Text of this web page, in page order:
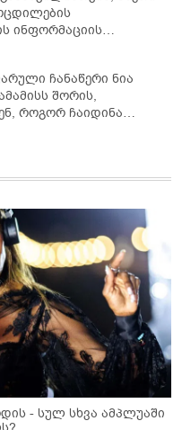
ინფორმაციის
მასწავლებელი
იყო” -
იმნაძეზე
ჩანაწერი ნია
შორის,
როგორ ჩაიდინა
- რას ამბობს
- სულ სხვა ამპლუაში